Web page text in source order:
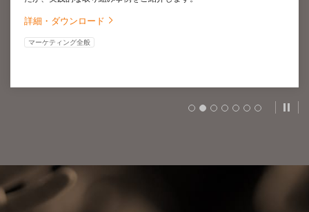
詳細・ダウンロード
マーケティング全般